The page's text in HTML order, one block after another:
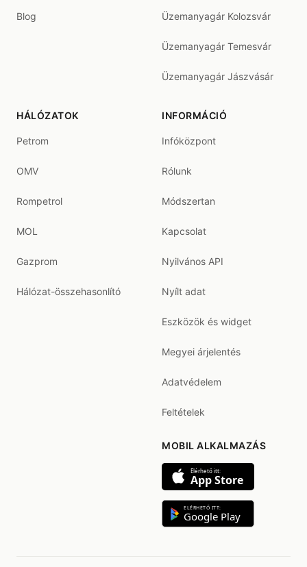
Blog Üzemanyagár Kolozsvár
Üzemanyagár Temesvár
Üzemanyagár Jászvásár
HÁLÓZATOK
Petrom
OMV
Rompetrol
MOL
Gazprom
Hálózat-összehasonlító
INFORMÁCIÓ
Infóközpont
Rólunk
Módszertan
Kapcsolat
Nyilvános API
Nyílt adat
Eszközök és widget
Megyei árjelentés
Adatvédelem
Feltételek
MOBIL ALKALMAZÁS
Elérhető itt:
App Store
ELÉRHETŐ ITT:
Google Play